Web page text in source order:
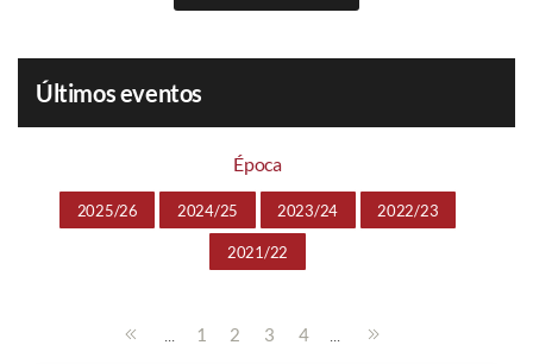
Últimos eventos
Época
2025/26 2024/25 2023/24 2022/23
2021/22
... 1 2 3 4 ...